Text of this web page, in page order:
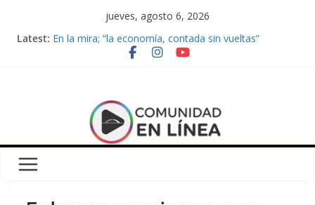
jueves, agosto 6, 2026
Latest: En la mira; “la economía, contada sin vueltas”
Convocatoria para una nueva edición de la Feria
#3A Paro Nacional: AMSAFE participó de la masiva
movilización nacional en defensa de la educación
Escandell promueve actividades en la Semana